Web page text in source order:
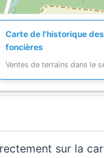
Carte de l'historique
foncières
Ventes de terrains dans le
sur la